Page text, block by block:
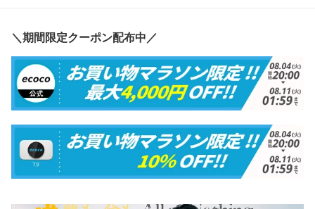
＼期間限定クーポン配布中／